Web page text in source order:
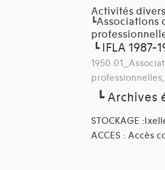
Activités
┗Associations
┗ IFLA 1987-
┗Archives
STOCKAGE
ACCES : Accès